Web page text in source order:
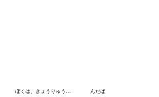
ぼくは、きょうりゅう【夏の日々】 んだぱ